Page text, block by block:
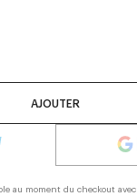
AJOUTER
au moment du checkout avec